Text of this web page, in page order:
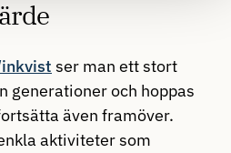
ser man ett stort
generationer och hoppas
även framöver.
aktiviteter som